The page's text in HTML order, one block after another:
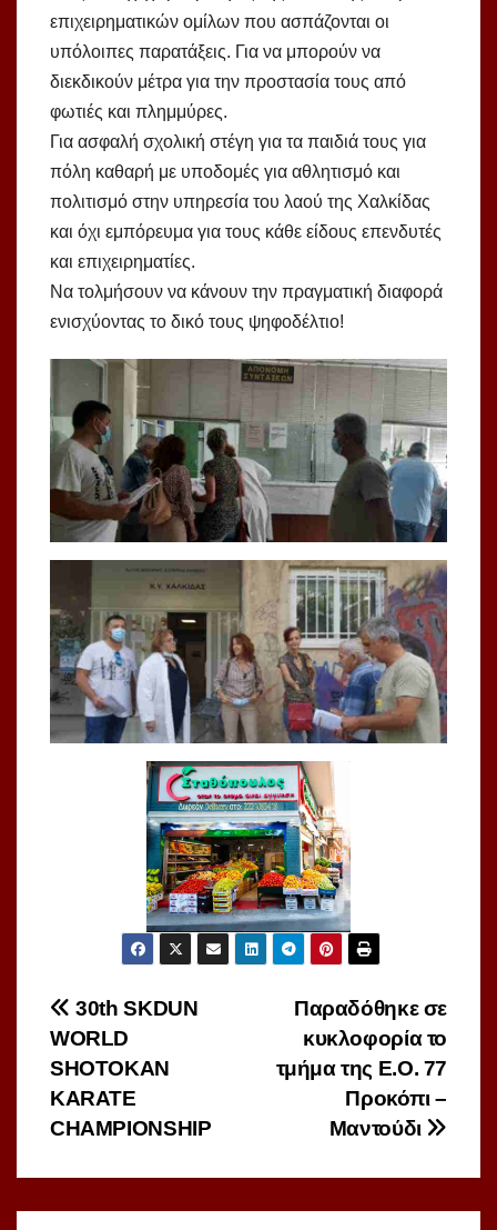
επιχειρηματικών ομίλων που ασπάζονται οι
υπόλοιπες παρατάξεις. Για να μπορούν να
διεκδικούν μέτρα για την προστασία τους από
φωτιές και πλημμύρες.
Για ασφαλή σχολική στέγη για τα παιδιά τους για
πόλη καθαρή με υποδομές για αθλητισμό και
πολιτισμό στην υπηρεσία του λαού της Χαλκίδας
και όχι εμπόρευμα για τους κάθε είδους επενδυτές
και επιχειρηματίες.
Να τολμήσουν να κάνουν την πραγματική διαφορά
ενισχύοντας το δικό τους ψηφοδέλτιο!
Πλοήγηση
άρθρων
Παραδόθηκε σε
κυκλοφορία το
τμήμα της Ε.Ο. 77
Προκόπι –
Μαντούδι
30th SKDUN
WORLD
SHOTOKAN
KARATE
CHAMPIONSHIP